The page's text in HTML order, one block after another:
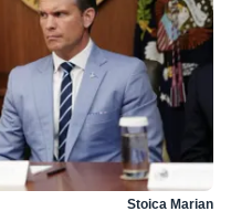
Stoica Marian